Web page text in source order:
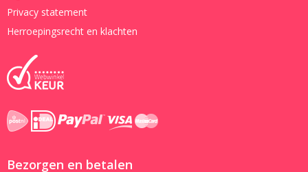
Privacy statement
Herroepingsrecht en klachten
Bezorgen en betalen